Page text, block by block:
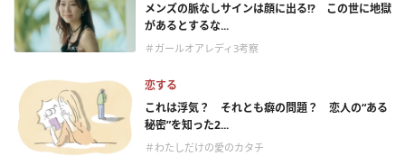
メンズの脈なしサインは顔に出る!? この世に地獄
があるとするな...
＃ガールオアレディ3考察
恋する
これは浮気？ それとも癖の問題？ 恋人の“ある
秘密”を知った2...
＃わたしだけの愛のカタチ